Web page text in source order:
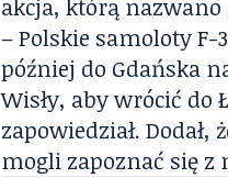
akcja, którą nazwano
– Polskie samoloty
później do Gdańska
Wisły, aby wrócić do
zapowiedział.
mogli zapoznać się